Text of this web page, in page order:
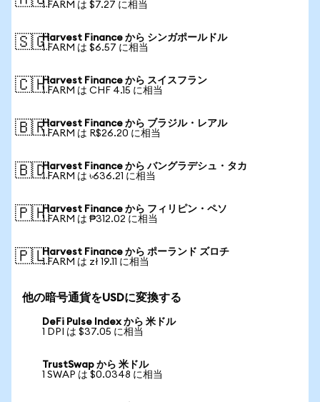
1 FARM は $7.27 に相当
🇸🇬Harvest Finance から シンガポールドル
1 FARM は $6.57 に相当
🇨🇭Harvest Finance から スイスフラン
1 FARM は CHF 4.15 に相当
🇧🇷Harvest Finance から ブラジル・レアル
1 FARM は R$26.20 に相当
🇧🇩Harvest Finance から バングラデシュ・タカ
1 FARM は ৳636.21 に相当
🇵🇭Harvest Finance から フィリピン・ペソ
1 FARM は ₱312.02 に相当
🇵🇱Harvest Finance から ポーランド ズロチ
1 FARM は zł 19.11 に相当
他の暗号通貨をUSDに変換する
DeFi Pulse Index から 米ドル
1 DPI は $37.05 に相当
TrustSwap から 米ドル
1 SWAP は $0.0348 に相当